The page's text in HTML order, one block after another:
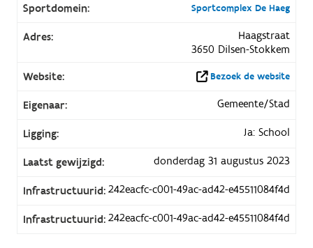
Sportdomein: Sportcomplex De Haeg
Adres:
Haagstraat
3650 Dilsen-Stokkem
Website:
Bezoek de website
Eigenaar: Gemeente/Stad
Ligging: Ja: School
Laatst gewijzigd: donderdag 31 augustus 2023
Infrastructuurid: 242eacfc-c001-49ac-ad42-e45511084f4d
Infrastructuurid: 242eacfc-c001-49ac-ad42-e45511084f4d